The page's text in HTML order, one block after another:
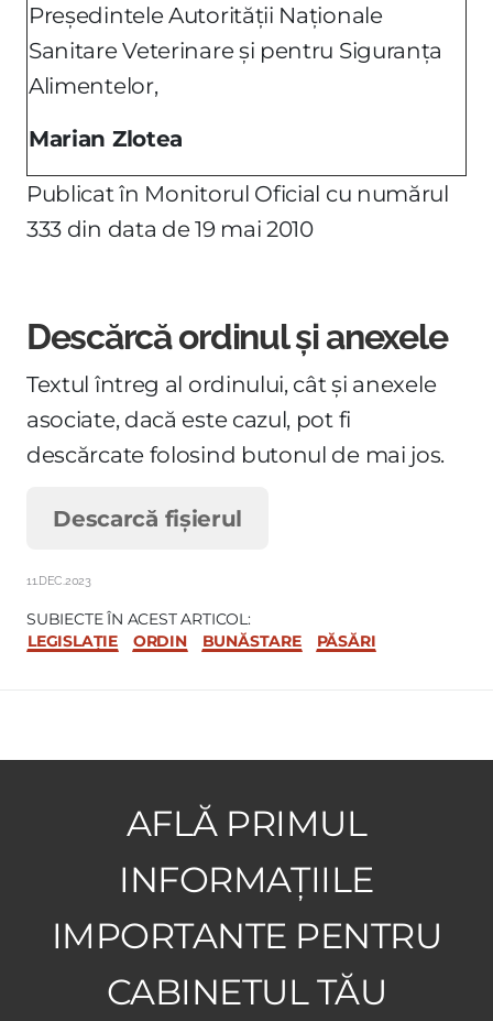
Preşedintele Autorităţii Naţionale
Sanitare Veterinare şi pentru Siguranţa
Alimentelor,
Marian Zlotea
Publicat în Monitorul Oficial cu numărul
333 din data de 19 mai 2010
Descărcă ordinul și anexele
Textul întreg al ordinului, cât și anexele
asociate, dacă este cazul, pot fi
descărcate folosind butonul de mai jos.
Descarcă fișierul
11.DEC.2023
SUBIECTE ÎN ACEST ARTICOL:
LEGISLAȚIE
ORDIN BUNĂSTARE PĂSĂRI
AFLĂ PRIMUL
INFORMAȚIILE
IMPORTANTE PENTRU
CABINETUL TĂU